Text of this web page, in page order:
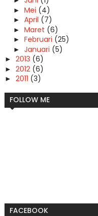
► Mei (4)
► April (7)
► Maret (6)
► Februari (25)
► Januari (5)
► 2013 (6)
► 2012 (6)
► 2011 (3)
FOLLOW ME
FACEBOOK